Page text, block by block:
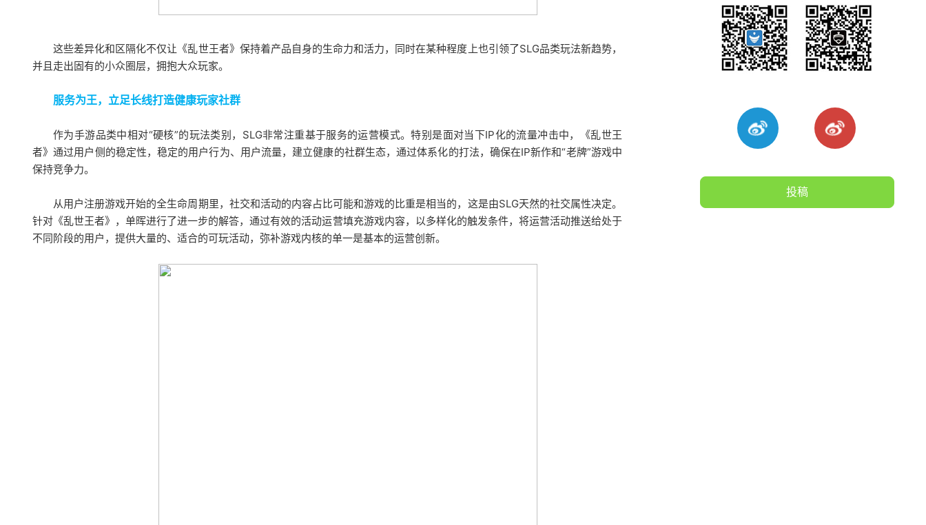
这些差异化和区隔化不仅让《乱世王者》保持着产品自身的生命力和活力，同时在某种程度上也引领了SLG品类玩法新趋势，
并且走出固有的小众圈层，拥抱大众玩家。
服务为王，立足长线打造健康玩家社群
作为手游品类中相对“硬核”的玩法类别，SLG非常注重基于服务的运营模式。特别是面对当下IP化的流量冲击中，《乱世王
者》通过用户侧的稳定性，稳定的用户行为、用户流量，建立健康的社群生态，通过体系化的打法，确保在IP新作和“老牌”游戏中
保持竞争力。
从用户注册游戏开始的全生命周期里，社交和活动的内容占比可能和游戏的比重是相当的，这是由SLG天然的社交属性决定。
针对《乱世王者》，单晖进行了进一步的解答，通过有效的活动运营填充游戏内容，以多样化的触发条件，将运营活动推送给处于
不同阶段的用户，提供大量的、适合的可玩活动，弥补游戏内核的单一是基本的运营创新。
投稿